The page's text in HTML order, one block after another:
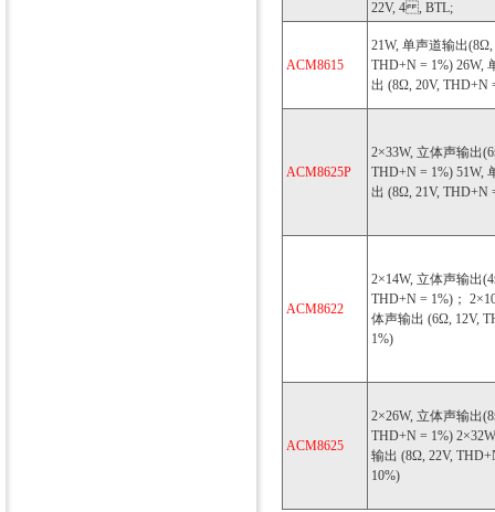
22V, 4 , BTL;
ACM8615
21W, 单声道输出(8Ω,
THD+N = 1%) 26W,
出 (8Ω, 20V, THD+N
ACM8625P
2×33W, 立体声输出
THD+N = 1%) 51W,
出 (8Ω, 21V, THD+N
ACM8622
2×14W, 立体声输出
THD+N = 1%)；
体声输出 (6Ω, 12V,
1%)
ACM8625
2×26W, 立体声输出
THD+N = 1%)
输出 (8Ω, 22V,
10%)